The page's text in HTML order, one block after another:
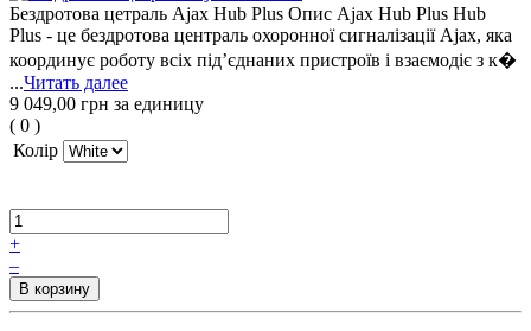
Бездротова цетраль Ajax Hub Plus Опис Ajax Hub Plus Hub
Plus - це бездротова централь охоронної сигналізації Ajax, яка
координує роботу всіх під’єднаних пристроїв і взаємодіє з к�
...Читать далее
9 049,00 грн за единицу
( 0 )
Колір
+
–